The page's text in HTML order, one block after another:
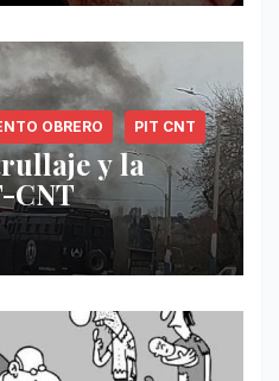
OBRERO PIT CNT
y la
CNT